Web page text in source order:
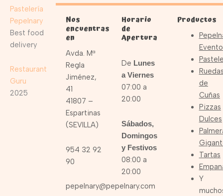
Pastelería
Pepelnary
Best food
delivery
Restaurant
Guru
2025
Nos
encuentras
en
Avda. Mª
Regla
Jiménez,
41
41807 –
Espartinas
(SEVILLA)
954 32 92
90
pepelnary@pepelnary.com
Horario
de
Apertura
De Lunes
a Viernes
07:00 a
20:00
Sábados,
Domingos
y Festivos
08:00 a
20:00
Productos
de
Cuñas
Pizzas
Dulces
Tartas
Y